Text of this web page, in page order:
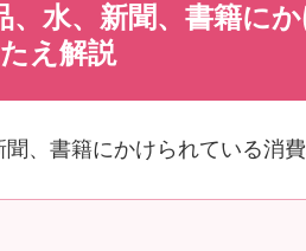
、水、新聞、書籍に
え解説
、書籍にかけられている消